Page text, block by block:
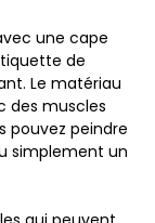
une cape
de
Le matériau
des muscles
pouvez peindre
simplement un